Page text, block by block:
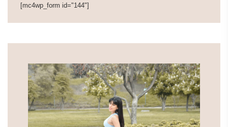
[mc4wp_form id="144"]